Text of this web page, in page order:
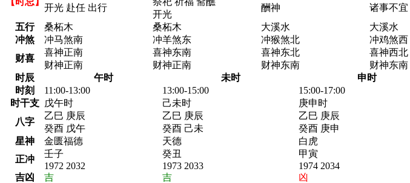
开光 赴任 出行
开光
酬神
诸事不宜
五行 桑柘木 桑柘木 大溪水 大溪水
冲煞
冲马煞南 冲羊煞东 冲猴煞北 冲鸡煞西
财喜
喜神正南
财神正南
喜神东南
财神正南
喜神东北
财神东南
喜神西北
财神东南
时辰
午时 未时 申时
时刻
11:00-13:00 13:00-15:00 15:00-17:00
时干支
戊午时 己未时 庚申时
八字
乙巳 庚辰
癸酉 戊午
乙巳 庚辰
癸酉 己未
乙巳 庚辰
癸酉 庚申
星神
金匮福德 天德 白虎
正冲
壬子
1972 2032
癸丑
1973 2033
甲寅
1974 2034
吉凶
吉 吉 凶